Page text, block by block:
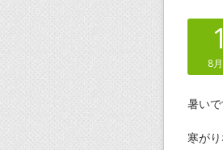
8
暑いで
寒が